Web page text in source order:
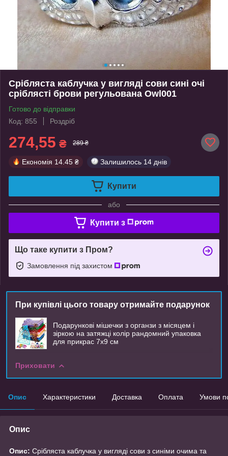
Срібляста каблучка у вигляді сови сині очі
сріблясті брови регульована Owl001
Готово до відправки
Код: 855
Роздріб
274,55 ₴ 289 ₴
Економія 14.45 ₴ Залишилось 14 днів
Купити
або
Купити з
Що таке купити з Пром?
Замовлення під захистом
При купівлі цього товару отримайте подарунок
Подарункові мішечки з органзи з місяцем і
зіркою на затяжці колір рандомний упаковка
для прикрас 7х9 см
Приховати
Опис Характеристики Доставка Оплата Умови
Опис
Опис: Срібляста каблучка у вигляді сови з синіми очима та